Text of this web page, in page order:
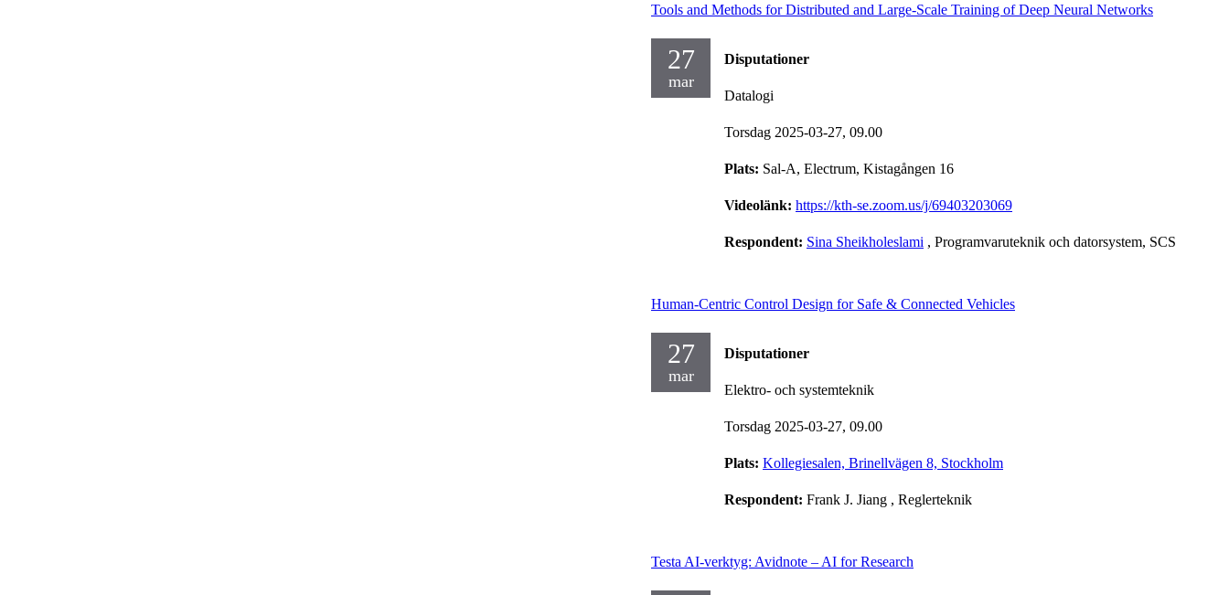
Tools and Methods for Distributed and Large-Scale Training of Deep Neural Networks
27
mar
Disputationer
Datalogi
Torsdag 2025-03-27, 09.00
Plats: Sal-A, Electrum, Kistagången 16
Videolänk: https://kth-se.zoom.us/j/69403203069
Respondent: Sina Sheikholeslami , Programvaruteknik och datorsystem, SCS
Human-Centric Control Design for Safe & Connected Vehicles
27
mar
Disputationer
Elektro- och systemteknik
Torsdag 2025-03-27, 09.00
Plats: Kollegiesalen, Brinellvägen 8, Stockholm
Respondent: Frank J. Jiang , Reglerteknik
Testa AI-verktyg: Avidnote – AI for Research